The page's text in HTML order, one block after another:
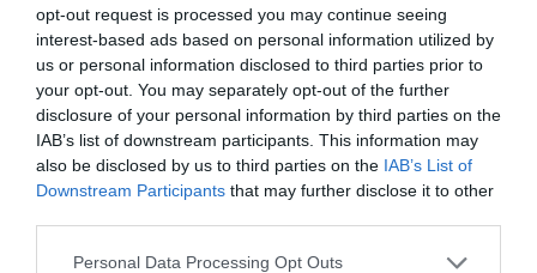
opt-out request is processed you may continue seeing
interest-based ads based on personal information utilized by
us or personal information disclosed to third parties prior to
your opt-out. You may separately opt-out of the further
disclosure of your personal information by third parties on the
IAB’s list of downstream participants. This information may
also be disclosed by us to third parties on the IAB’s List of
Downstream Participants that may further disclose it to other
Personal Data Processing Opt Outs
https://www.instagram.com/p/Ba1IAhilH2c/?taken-
by=fayskorda
ADVERTISEMENT - CONTINUE READING BELOW
RELATED STORY